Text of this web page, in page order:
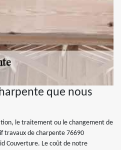
que nous
le traitement ou le changement de
travaux de charpente 76690
Couverture. Le coût de notre